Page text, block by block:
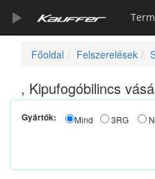
Szerszámkatalógus
Kosár
Főoldal Felszerelések
, Kipufogóbilincs
Gyártók: Mind 3RG